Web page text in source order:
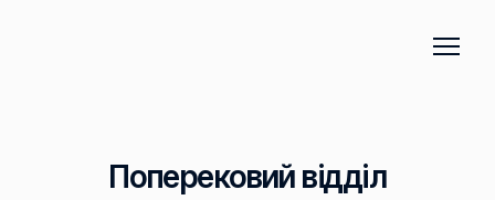
Поперековий відділ